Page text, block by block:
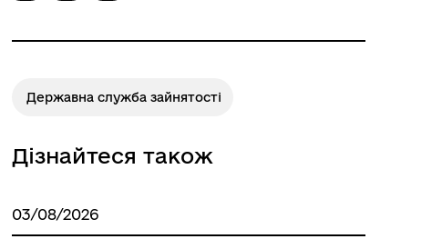
Державна служба зайнятості
Дізнайтеся також
03/08/2026